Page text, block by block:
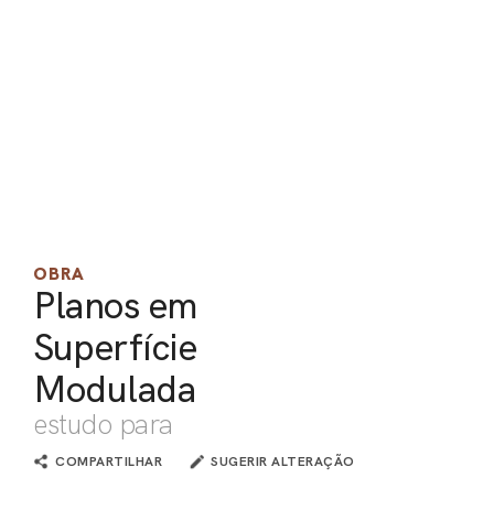
OBRA
Planos em
Superfície
Modulada
estudo para
COMPARTILHAR SUGERIR ALTERAÇÃO